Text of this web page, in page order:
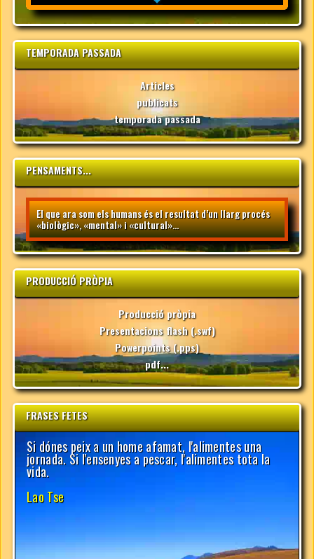
TEMPORADA PASSADA
Articles
publicats
temporada passada
PENSAMENTS...
El que ara som els humans és el resultat d’un llarg procés
«biològic», «mental» i «cultural»...
PRODUCCIÓ PRÒPIA
Producció pròpia
Presentacions flash (.swf)
Powerpoints (.pps)
pdf...
FRASES FETES